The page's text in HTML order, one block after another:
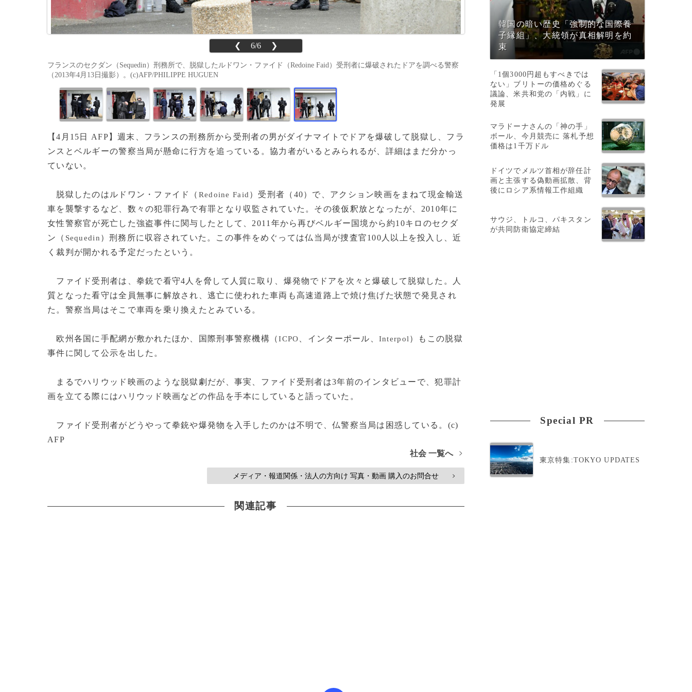
❮ 6/6 ❯
フランスのセクダン（Sequedin）刑務所で、脱獄したルドワン・ファイド（Redoine Faid）受刑者に爆破されたドアを調べる警察
（2013年4月13日撮影）。(c)AFP/PHILIPPE HUGUEN
【4月15日 AFP】週末、フランスの刑務所から受刑者の男がダイナマイトでドアを爆破して脱獄し、フラ
ンスとベルギーの警察当局が懸命に行方を追っている。協力者がいるとみられるが、詳細はまだ分かっ
ていない。
脱獄したのはルドワン・ファイド（ Redoine Faid ）受刑者（40）で、アクション映画をまねて現金輸送
車を襲撃するなど、数々の犯罪行為で有罪となり収監されていた。その後仮釈放となったが、2010年に
女性警察官が死亡した強盗事件に関与したとして、2011年から再びベルギー国境から約10キロのセクダ
ン（ Sequedin ）刑務所に収容されていた。この事件をめぐっては仏当局が捜査官100人以上を投入し、近
く裁判が開かれる予定だったという。
ファイド受刑者は、拳銃で看守4人を脅して人質に取り、爆発物でドアを次々と爆破して脱獄した。人
質となった看守は全員無事に解放され、逃亡に使われた車両も高速道路上で焼け焦げた状態で発見され
た。警察当局はそこで車両を乗り換えたとみている。
欧州各国に手配網が敷かれたほか、国際刑事警察機構（ICPO 、インターポール、 Interpol ）もこの脱獄
事件に関して公示を出した。
まるでハリウッド映画のような脱獄劇だが、事実、ファイド受刑者は3年前のインタビューで、犯罪計
画を立てる際にはハリウッド映画などの作品を手本にしていると語っていた。
ファイド受刑者がどうやって拳銃や爆発物を入手したのかは不明で、仏警察当局は困惑している。(c)
AFP
社会 一覧へ
>
メディア・報道関係・法人の方向け 写真・動画 購入のお問合せ >
関連記事
韓国の暗い歴史「強制的な国際養
子縁組」、大統領が真相解明を約
束
「1個3000円超もすべきでは
ない」ブリトーの価格めぐる
議論、米共和党の「内戦」に
発展
マラドーナさんの「神の手」
ボール、今月競売に 落札予想
価格は1千万ドル
ドイツでメルツ首相が辞任計
画と主張する偽動画拡散、背
後にロシア系情報工作組織
サウジ、トルコ、パキスタン
が共同防衛協定締結
Special PR
東京特集:TOKYO UPDATES